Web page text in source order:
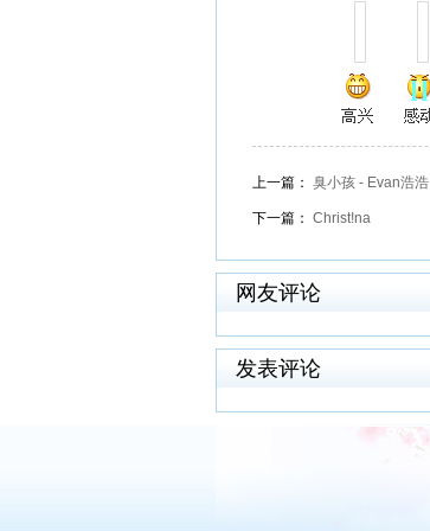
上一篇： 臭小孩 - Evan浩浩
下一篇： Christ!na
网友评论
发表评论